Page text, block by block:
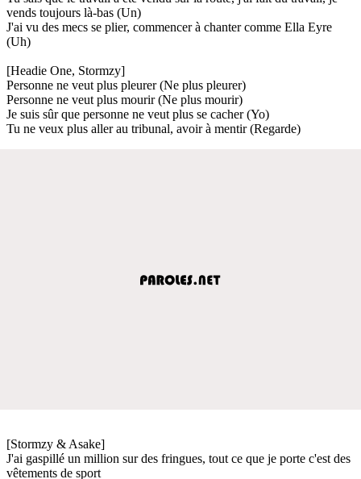
vends toujours là-bas (Un)
J'ai vu des mecs se plier, commencer à chanter comme Ella Eyre
(Uh)
[Headie One, Stormzy]
Personne ne veut plus pleurer (Ne plus pleurer)
Personne ne veut plus mourir (Ne plus mourir)
Je suis sûr que personne ne veut plus se cacher (Yo)
Tu ne veux plus aller au tribunal, avoir à mentir (Regarde)
[Stormzy & Asake]
J'ai gaspillé un million sur des fringues, tout ce que je porte c'est des
vêtements de sport